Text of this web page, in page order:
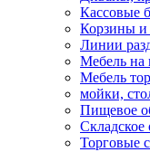
Кассовые
Корзины и
Линии
Мебель на
Мебель
мойки,
Пищевое
Складское
Торговые